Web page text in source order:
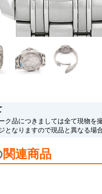
ク品につきましては全て現物を
となりますので現品と異なる場
関連商品